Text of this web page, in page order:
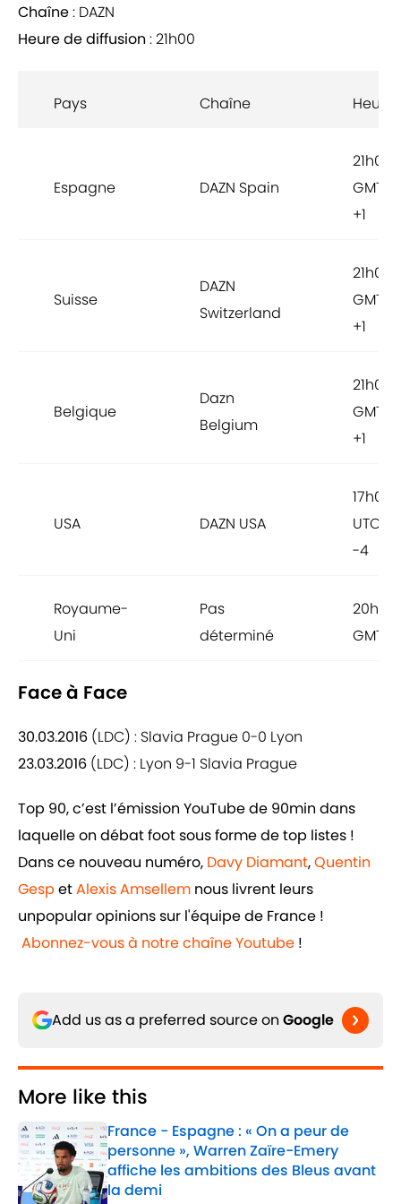
Chaîne: DAZN
Heure de diffusion : 21h00
Pays Chaîne Heure
Espagne DAZN Spain
21h00
GMT
+1
Suisse
DAZN
Switzerland
21h00
GMT
+1
Belgique
Dazn
Belgium
21h00
GMT
+1
USA DAZN USA
17h00
UTC
-4
Royaume-
Uni
Pas
déterminé
20h00
GMT
Face à Face
30.03.2016 (LDC) : Slavia Prague 0-0 Lyon
23.03.2016 (LDC) : Lyon 9-1 Slavia Prague
Top 90, c’est l’émission YouTube de 90min dans
laquelle on débat foot sous forme de top listes !
Dans ce nouveau numéro, Davy Diamant,Quentin
Gesp etAlexis Amsellem nous livrent leurs
unpopular opinions sur l'équipe de France !
Abonnez-vous à notre chaîne Youtube !
Add us as a preferred source on Google
More like this
France - Espagne : « On a peur de
personne », Warren Zaïre-Emery
affiche les ambitions des Bleus avant
la demi